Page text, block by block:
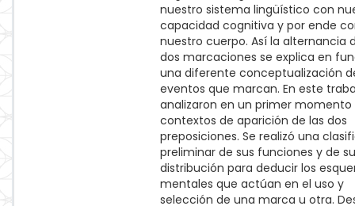
nuestro sistema lingüístico con
capacidad cognitiva y por ende
nuestro cuerpo. Así la alternancia
dos marcaciones se explica en
una diferente conceptualización
eventos que marcan. En este
analizaron en un primer momento
contextos de aparición de las dos
preposiciones. Se realizó una
preliminar de sus funciones y de su
distribución para deducir los
mentales que actúan en el uso y
selección de una marca u otra.